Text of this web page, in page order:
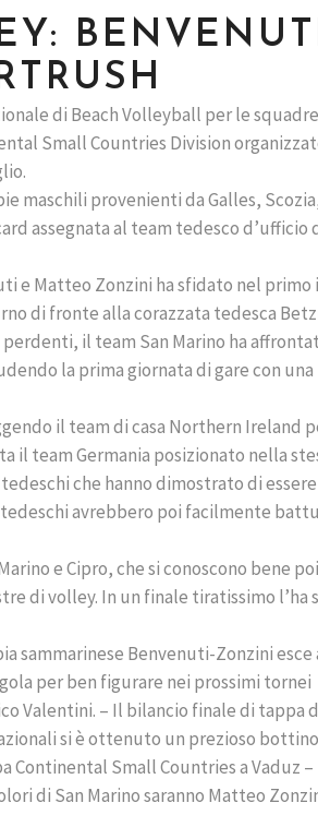
di Beach Volleyball per le
Small Countries Division
maschili provenienti da Galles,
assegnata al team tedesco d’ufficio
e Matteo Zonzini ha sfidato nel
di fronte alla corazzata tedesca
il team San Marino ha
la prima giornata di gare con una
il team di casa Northern Ireland
il team Germania posizionato nella
che hanno dimostrato di
avrebbero poi facilmente
e Cipro, che si conoscono bene
di volley. In un finale tiratissimo l’ha
sammarinese Benvenuti-Zonzini esce
per ben figurare nei prossimi tornei
Valentini. – Il bilancio finale di tappa
si è ottenuto un prezioso
Small Countries a Vaduz –
di San Marino saranno Matteo